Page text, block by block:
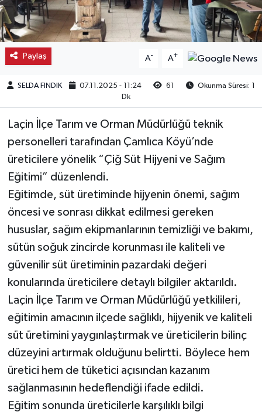
Paylaş A- A+
SELDA FINDIK 07.11.2025 - 11:24 61
Okunma Süresi: 1
Dk
Laçin İlçe Tarım ve Orman Müdürlüğü teknik
personelleri tarafından Çamlıca Köyü’nde
üreticilere yönelik “Çiğ Süt Hijyeni ve Sağım
Eğitimi” düzenlendi.
Eğitimde, süt üretiminde hijyenin önemi, sağım
öncesi ve sonrası dikkat edilmesi gereken
hususlar, sağım ekipmanlarının temizliği ve bakımı,
sütün soğuk zincirde korunması ile kaliteli ve
güvenilir süt üretiminin pazardaki değeri
konularında üreticilere detaylı bilgiler aktarıldı.
Laçin İlçe Tarım ve Orman Müdürlüğü yetkilileri,
eğitimin amacının ilçede sağlıklı, hijyenik ve kaliteli
süt üretimini yaygınlaştırmak ve üreticilerin bilinç
düzeyini artırmak olduğunu belirtti. Böylece hem
üretici hem de tüketici açısından kazanım
sağlanmasının hedeflendiği ifade edildi.
Eğitim sonunda üreticilerle karşılıklı bilgi
Kargı
Laçin
Mecitözü
Oğuzlar
Ortaköy
Osmancık
Sungurlu
Uğurludağ
Sağlık